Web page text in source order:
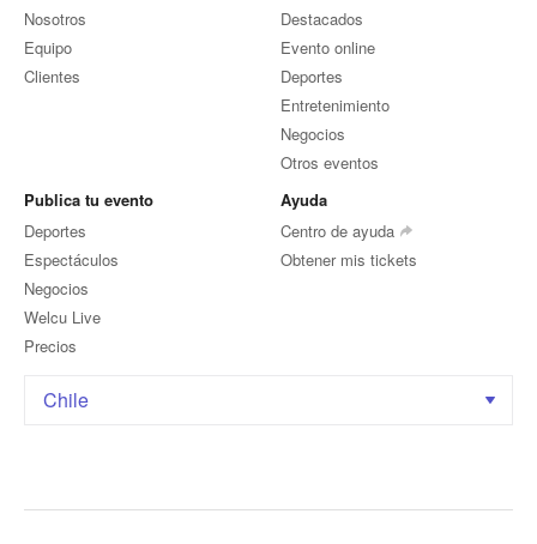
Nosotros
Equipo
Clientes
Destacados
Evento online
Deportes
Entretenimiento
Negocios
Otros eventos
Publica tu evento
Deportes
Espectáculos
Negocios
Welcu Live
Precios
Ayuda
Centro de ayuda
Obtener mis tickets
Chile